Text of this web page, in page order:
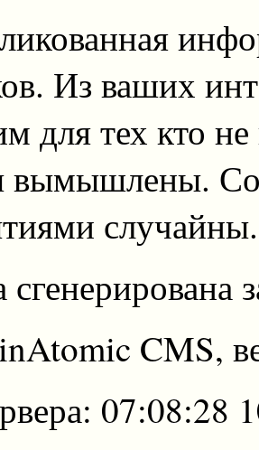
Из ваших
для тех кто
вымышлены.
случайны.
CMS,
07:08:28